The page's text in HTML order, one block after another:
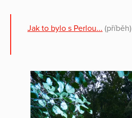
Jak to bylo s Perlou... (příběh)